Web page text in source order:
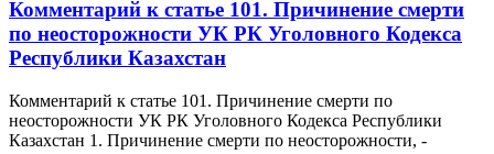
Комментарий к статье 101. Причинение смерти
по неосторожности УК РК Уголовного Кодекса
Республики Казахстан
Комментарий к статье 101. Причинение смерти по
неосторожности УК РК Уголовного Кодекса Республики
Казахстан 1. Причинение смерти по неосторожности, -